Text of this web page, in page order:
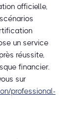
officielle,
un service
réussite,
financier.
sur
professional-